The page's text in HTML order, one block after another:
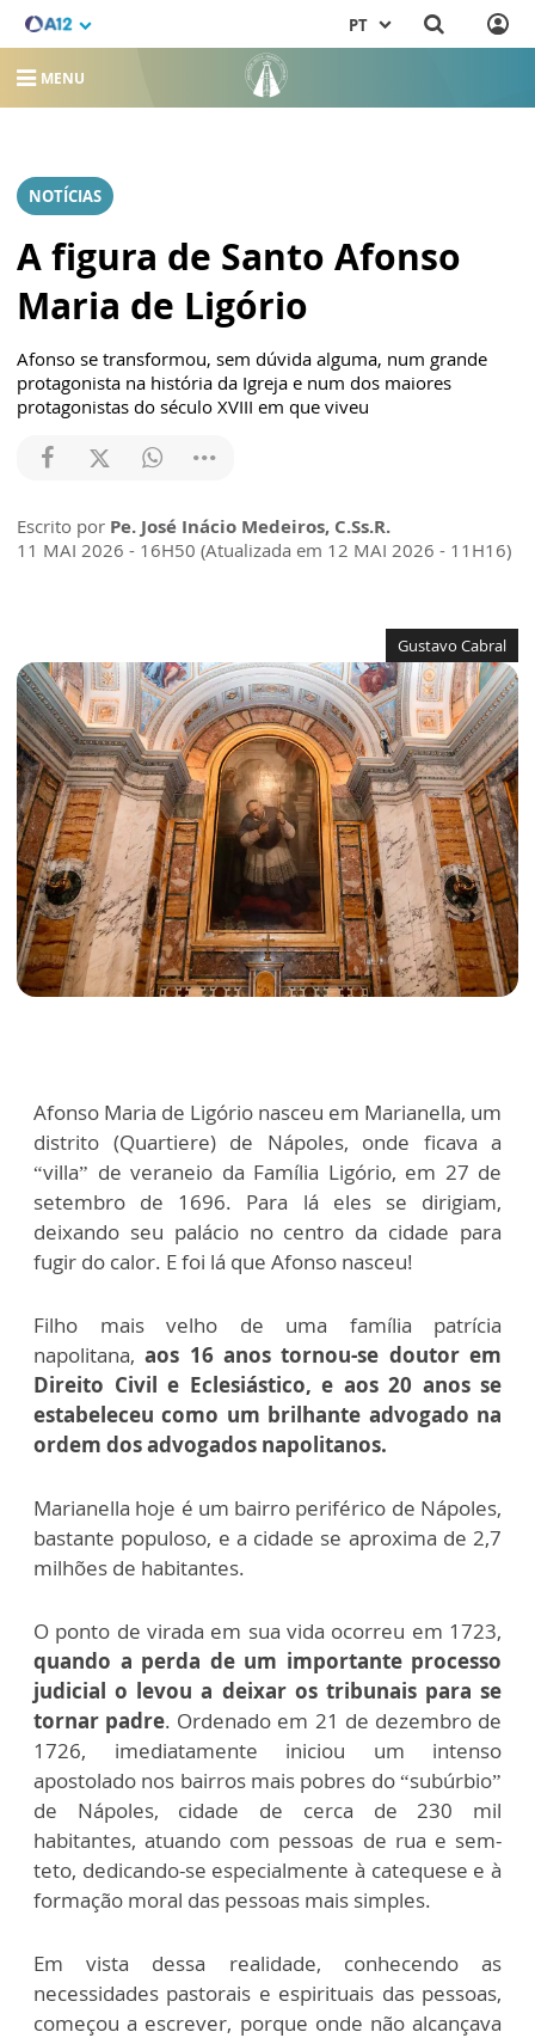
PT
MENU
NOTÍCIAS
A figura de Santo Afonso
Maria de Ligório
Afonso se transformou, sem dúvida alguma, num grande
protagonista na história da Igreja e num dos maiores
protagonistas do século XVIII em que viveu
Escrito por Pe. José Inácio Medeiros, C.Ss.R.
11 MAI 2026 - 16H50 (Atualizada em 12 MAI 2026 - 11H16)
Gustavo Cabral
Afonso Maria de Ligório nasceu em Marianella, um
distrito (Quartiere) de Nápoles, onde ficava a
“villa” de veraneio da Família Ligório, em 27 de
setembro de 1696. Para lá eles se dirigiam,
deixando seu palácio no centro da cidade para
fugir do calor. E foi lá que Afonso nasceu!
Filho mais velho de uma família patrícia
napolitana,aos 16 anos tornou-se doutor em
Direito Civil e Eclesiástico, e aos 20 anos se
estabeleceu como um brilhante advogado na
ordem dos advogados napolitanos.
Marianella hoje é um bairro periférico de Nápoles,
bastante populoso, e a cidade se aproxima de 2,7
milhões de habitantes.
O ponto de virada em sua vida ocorreu em 1723,
quando a perda de um importante processo
judicial o levou a deixar os tribunais para se
tornar padre. Ordenado em 21 de dezembro de
1726, imediatamente iniciou um intenso
apostolado nos bairros mais pobres do “subúrbio”
de Nápoles, cidade de cerca de 230 mil
habitantes, atuando com pessoas de rua e sem-
teto, dedicando-se especialmente à catequese e à
formação moral das pessoas mais simples.
Em vista dessa realidade, conhecendo as
necessidades pastorais e espirituais das pessoas,
começou a escrever, porque onde não alcançava